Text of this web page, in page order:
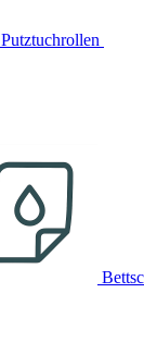
Putztuchrollen